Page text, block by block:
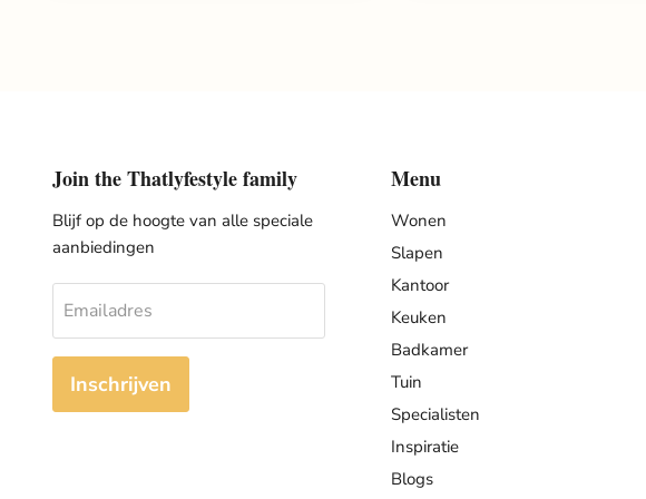
Join the Thatlyfestyle family
Blijf op de hoogte van alle speciale
aanbiedingen
Emailadres
Inschrijven
Menu
Wonen
Slapen
Kantoor
Keuken
Badkamer
Tuin
Specialisten
Inspiratie
Blogs